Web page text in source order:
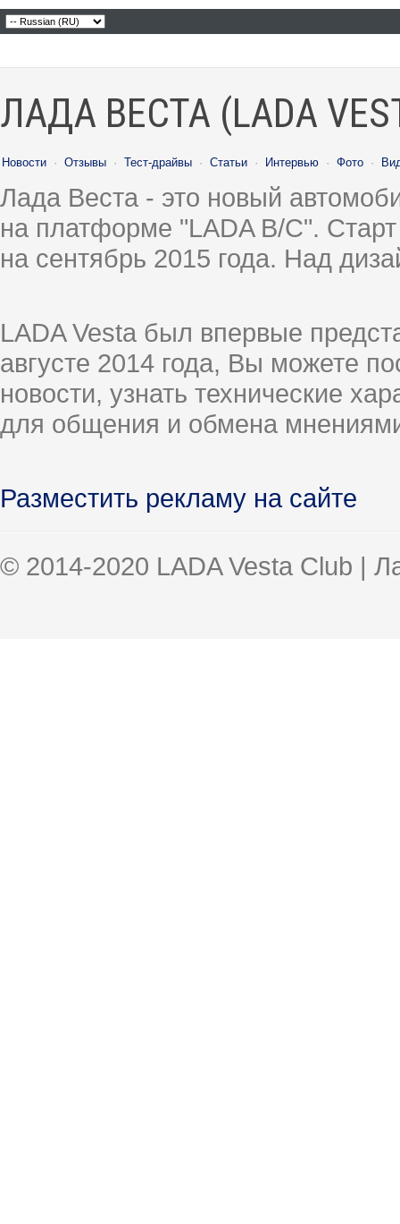
ЛАДА ВЕСТА (LADA
Новости · Отзывы · Тест-драйвы · Статьи · Интервью · Фото ·
Лада Веста - это новый
на платформе "LADA B/C".
на сентябрь 2015 года. Над
LADA Vesta был впервые
августе 2014 года, Вы можете
новости, узнать технические
для общения и обмена
Разместить рекламу на сайте
© 2014-2020 LADA Vesta Club |